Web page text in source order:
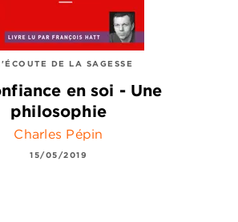
DE LA SAGESSE
en soi - Une
philosophie
Charles Pépin
15/05/2019